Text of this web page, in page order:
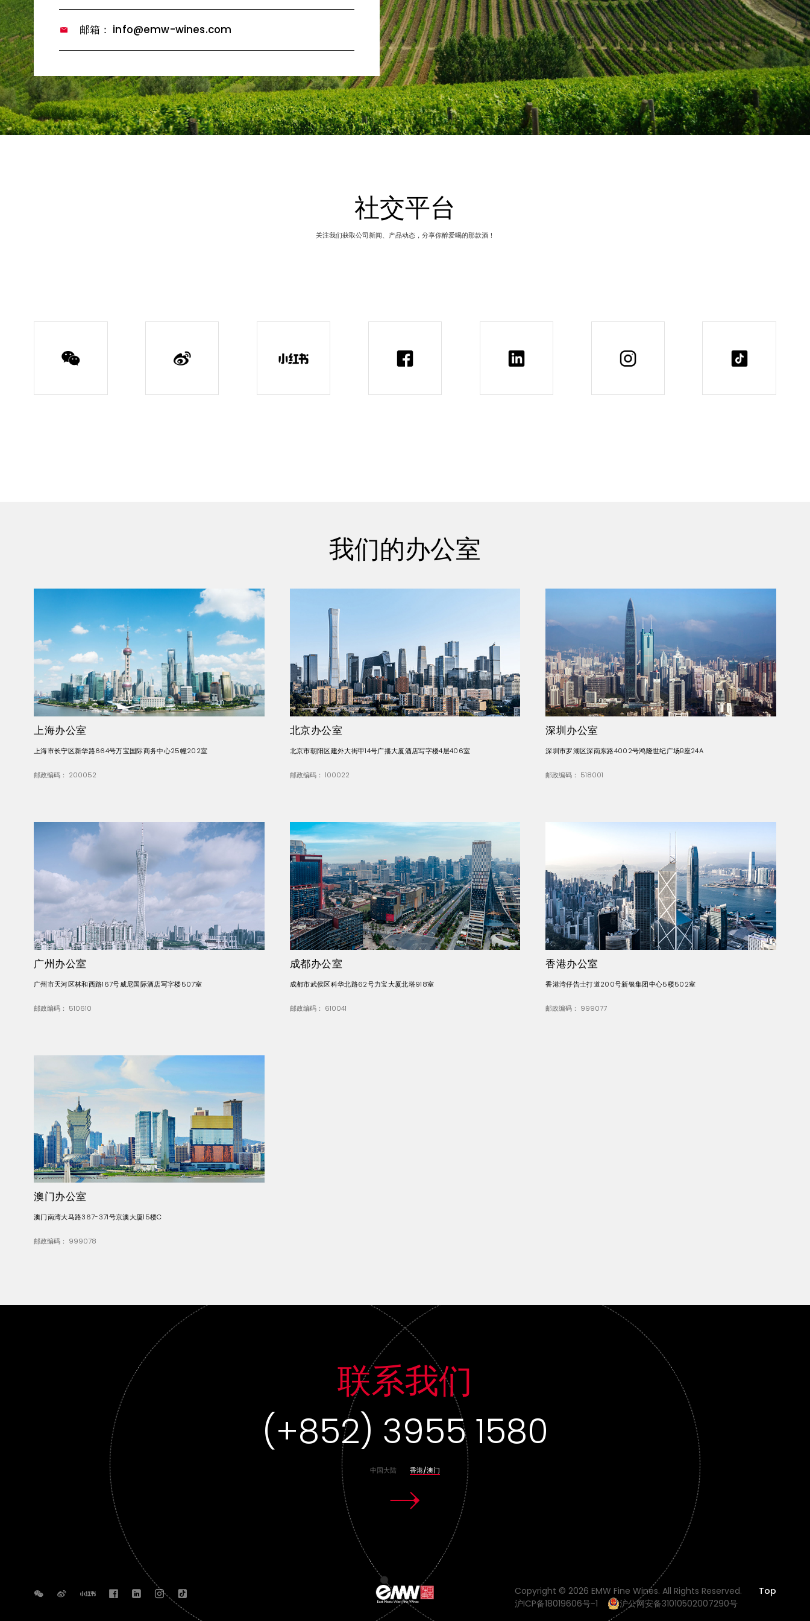
邮箱： info@emw-wines.com
社交平台
关注我们获取公司新闻、产品动态，分享你醉爱喝的那款酒！
我们的办公室
上海办公室
上海市长宁区新华路664号万宝国际商务中心25幢202室
邮政编码： 200052
北京办公室
北京市朝阳区建外大街甲14号广播大厦酒店写字楼4层406室
邮政编码： 100022
深圳办公室
深圳市罗湖区深南东路4002号鸿隆世纪广场B座24A
邮政编码： 518001
广州办公室
广州市天河区林和西路167号威尼国际酒店写字楼507室
邮政编码： 510610
成都办公室
成都市武侯区科华北路62号力宝大厦北塔918室
邮政编码： 610041
香港办公室
香港湾仔告士打道200号新银集团中心5楼502室
邮政编码： 999077
澳门办公室
澳门南湾大马路367-371号京澳大厦15楼C
邮政编码： 999078
联系我们
(+852) 3955 1580
中国大陆 香港/澳门
Copyright © 2026 EMW Fine Wines. All Rights Reserved.
Top
沪ICP备18019606号-1
沪公网安备31010502007290号